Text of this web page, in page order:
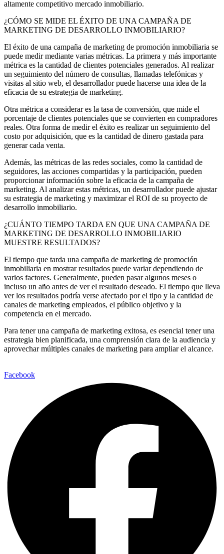
altamente competitivo mercado inmobiliario.
¿CÓMO SE MIDE EL ÉXITO DE UNA CAMPAÑA DE
MARKETING DE DESARROLLO INMOBILIARIO?
El éxito de una campaña de marketing de promoción inmobiliaria se
puede medir mediante varias métricas. La primera y más importante
métrica es la cantidad de clientes potenciales generados. Al realizar
un seguimiento del número de consultas, llamadas telefónicas y
visitas al sitio web, el desarrollador puede hacerse una idea de la
eficacia de su estrategia de marketing.
Otra métrica a considerar es la tasa de conversión, que mide el
porcentaje de clientes potenciales que se convierten en compradores
reales. Otra forma de medir el éxito es realizar un seguimiento del
costo por adquisición, que es la cantidad de dinero gastada para
generar cada venta.
Además, las métricas de las redes sociales, como la cantidad de
seguidores, las acciones compartidas y la participación, pueden
proporcionar información sobre la eficacia de la campaña de
marketing. Al analizar estas métricas, un desarrollador puede ajustar
su estrategia de marketing y maximizar el ROI de su proyecto de
desarrollo inmobiliario.
¿CUÁNTO TIEMPO TARDA EN QUE UNA CAMPAÑA DE
MARKETING DE DESARROLLO INMOBILIARIO
MUESTRE RESULTADOS?
El tiempo que tarda una campaña de marketing de promoción
inmobiliaria en mostrar resultados puede variar dependiendo de
varios factores. Generalmente, pueden pasar algunos meses o
incluso un año antes de ver el resultado deseado. El tiempo que lleva
ver los resultados podría verse afectado por el tipo y la cantidad de
canales de marketing empleados, el público objetivo y la
competencia en el mercado.
Para tener una campaña de marketing exitosa, es esencial tener una
estrategia bien planificada, una comprensión clara de la audiencia y
aprovechar múltiples canales de marketing para ampliar el alcance.
Facebook